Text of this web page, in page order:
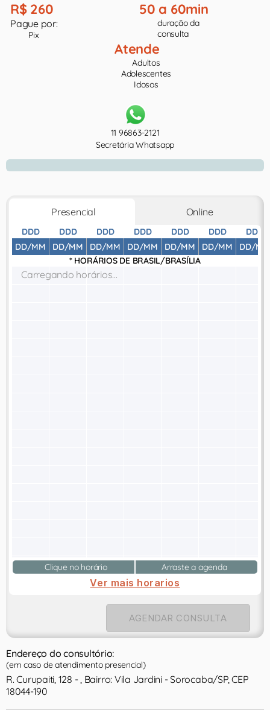
R$ 260
Pague por:
Pix
50 a 60min
duração da
consulta
Atende
Adultos
Adolescentes
Idosos
11 96863-2121
Secretária Whatsapp
Presencial Online
DDD
DD/MM
DDD
DD/MM
DDD
DD/MM
DDD
DD/MM
DDD
DD/MM
DDD
DD/MM
DDD
DD/MM
* HORÁRIOS DE BRASIL/BRASÍLIA
Carregando horários...
Clique no horário Arraste a agenda
Ver mais horarios
AGENDAR CONSULTA
Endereço do consultório:
(em caso de atendimento presencial)
R. Curupaiti, 128 - , Bairro: Vila Jardini - Sorocaba/SP, CEP
18044-190